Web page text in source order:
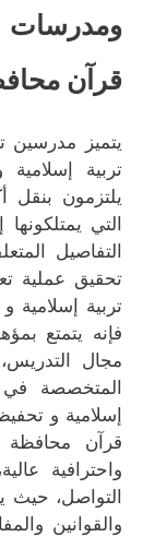
ومدرسات
قرآن
يتميز مدرسين
تربية
يلتزمون بنقل
التي
التفاصيل
تحقيق عملية
تربية إسلامية
فإنه يتمتع
مجال
المتخصصة في
إسلامية و
قرآن محافظة
واحترافية
التواصل، حيث
والقوانين